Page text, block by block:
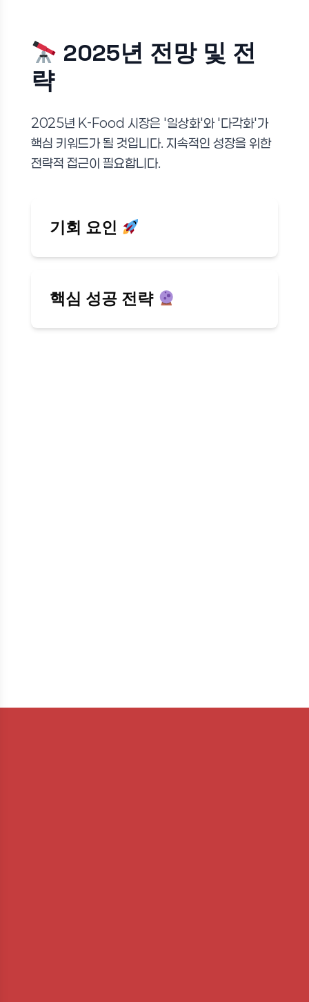
2025년 전망 및 전
략
2025년 K-Food 시장은 '일상화'와 '다각화'가
핵심 키워드가 될 것입니다. 지속적인 성장을 위한
전략적 접근이 필요합니다.
기회 요인
핵심 성공 전략